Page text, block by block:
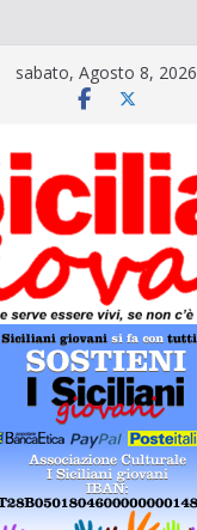
sabato, Agosto 8, 2026